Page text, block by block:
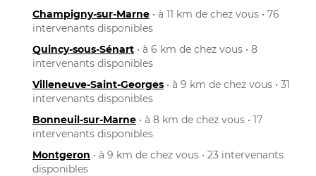
Champigny-sur-Marne • à 11 km de chez vous • 76
intervenants disponibles
Quincy-sous-Sénart • à 6 km de chez vous • 8
intervenants disponibles
Villeneuve-Saint-Georges • à 9 km de chez vous • 31
intervenants disponibles
Bonneuil-sur-Marne • à 8 km de chez vous • 17
intervenants disponibles
Montgeron • à 9 km de chez vous • 23 intervenants
disponibles